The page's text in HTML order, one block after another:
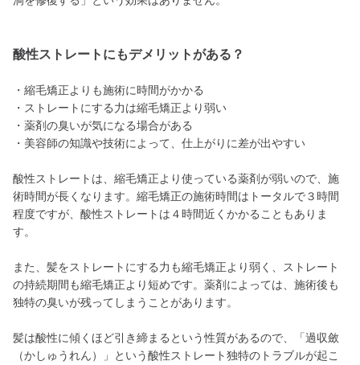
酸性ストレートにもデメリットがある？
・縮毛矯正よりも施術に時間がかかる
・ストレートにする力は縮毛矯正より弱い
・薬剤の臭いが気になる場合がある
・美容師の知識や技術によって、仕上がりに差が出やすい
酸性ストレートは、縮毛矯正より使っている薬剤が弱いので、施
術時間が長くなります。縮毛矯正の施術時間はトータルで３時間
程度ですが、酸性ストレートは４時間近くかかることもありま
す。
また、髪をストレートにする力も縮毛矯正より弱く、ストレート
の持続期間も縮毛矯正より短めです。薬剤によっては、施術後も
独特の臭いが残ってしまうことがあります。
髪は酸性に傾くほど引き締まるという性質があるので、「過収斂
（かしゅうれん）」という酸性ストレート独特のトラブルが起こ